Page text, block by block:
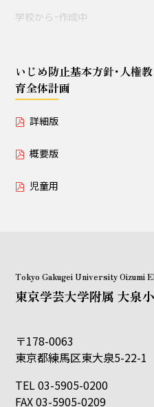
いじめ防止基本方針
詳細版
児童用
学校からｰ作成中
いじめ防止基本方針･人権教
育全体計画
詳細版
概要版
児童用
Tokyo Gakugei University Oizumi
東京学芸大学附属 大泉
〒178-0063
東京都練馬区東大泉5-22-1
TEL 03-5905-0200
FAX 03-5905-0209